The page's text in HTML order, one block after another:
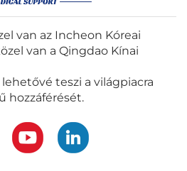
van az Incheon Kóreai
van a Qingdao Kínai
teszi a világpiacra
hozzáférését.